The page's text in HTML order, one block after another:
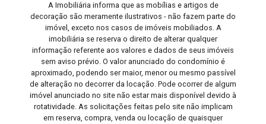
A Imobiliária informa que as mobílias e artigos de
decoração são meramente ilustrativos - não fazem parte do
imóvel, exceto nos casos de imóveis mobiliados. A
imobiliária se reserva o direito de alterar qualquer
informação referente aos valores e dados de seus imóveis
sem aviso prévio. O valor anunciado do condomínio é
aproximado, podendo ser maior, menor ou mesmo passível
de alteração no decorrer da locação. Pode ocorrer de algum
imóvel anunciado no site não estar mais disponível devido à
rotatividade. As solicitações feitas pelo site não implicam
em reserva, compra, venda ou locação de quaisquer